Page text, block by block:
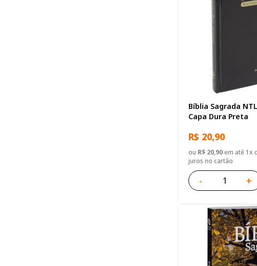
Bíblia Sagrada
Capa Dura Preta
R$ 20,90
ou R$ 20,90em até 1x
juros no cartão
- +